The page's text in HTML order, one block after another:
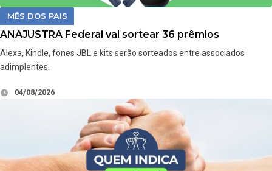
MÊS DOS PAIS
ANAJUSTRA Federal vai sortear 36 prêmios
Alexa, Kindle, fones JBL e kits serão sorteados entre associados
adimplentes.
04/08/2026